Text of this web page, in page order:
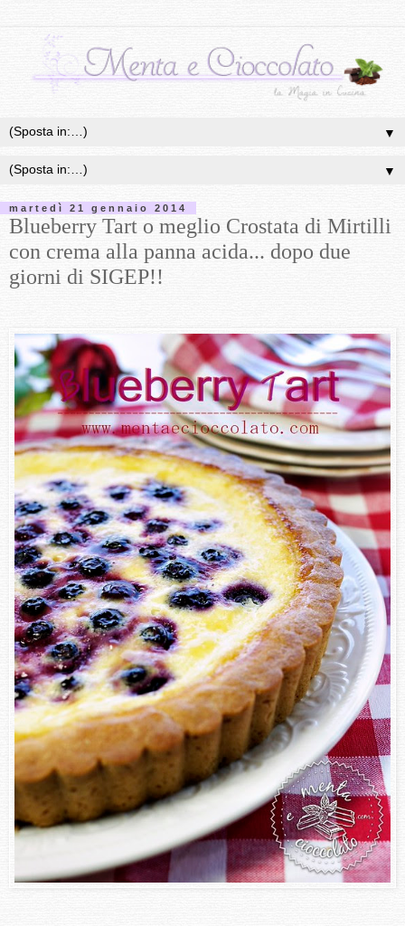
▼
▼
martedì 21 gennaio 2014
Blueberry Tart o meglio Crostata di Mirtilli
con crema alla panna acida... dopo due
giorni di SIGEP!!